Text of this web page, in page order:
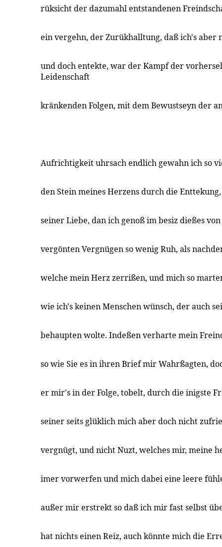
rüksicht der dazumahl entstandenen
ein vergehn, der Zurükhalltung, daß ich's aber
und doch entekte, war der Kampf der
Leidenschaft
kränkenden Folgen, mit dem Bewustseyn der
Aufrichtigkeit uhrsach endlich gewahn ich so
den Stein meines Herzens durch die
seiner Liebe, dan ich genoß im besiz dießes
vergönten Vergnügen so wenig Ruh, als
welche mein Herz zerrißen, und mich so
wie ich's keinen Menschen wünsch, der auch
behaupten wolte. Indeßen verharte mein
so wie Sie es in ihren Brief mir Wahrßagten,
er mir's in der Folge, tobelt, durch die inigste
seiner seits glüklich mich aber doch nicht
vergnügt, und nicht Nuzt, welches mir, meine
imer vorwerfen und mich dabei eine leere
außer mir erstrekt so daß ich mir fast selbst
hat nichts einen Reiz, auch könnte mich die